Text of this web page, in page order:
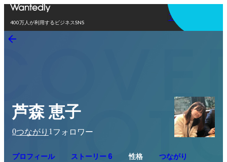
400万人が利用するビジネスSNS
アプリを使う
芦森 恵子
0つながり 1 フォロワー
プロフィール ストーリー 6 性格 つながり